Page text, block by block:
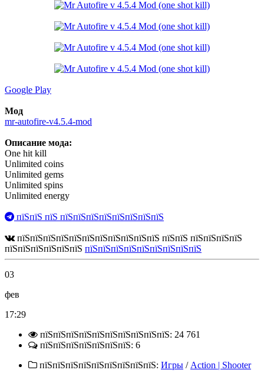
Google Play
Мод
mr-autofire-v4.5.4-mod
Описание мода:
One hit kill
Unlimited coins
Unlimited gems
Unlimited spins
Unlimited energy
пїЅпїЅ пїЅ пїЅпїЅпїЅпїЅпїЅпїЅпїЅпїЅ
пїЅпїЅпїЅпїЅпїЅпїЅпїЅпїЅпїЅпїЅпїЅ пїЅпїЅ пїЅпїЅпїЅпїЅ
пїЅпїЅпїЅпїЅпїЅпїЅ пїЅпїЅпїЅпїЅпїЅпїЅпїЅпїЅпїЅ
03
фев
17:29
пїЅпїЅпїЅпїЅпїЅпїЅпїЅпїЅпїЅпїЅ: 24 761
пїЅпїЅпїЅпїЅпїЅпїЅпїЅ: 6
пїЅпїЅпїЅпїЅпїЅпїЅпїЅпїЅпїЅ: Игры / Action | Shooter